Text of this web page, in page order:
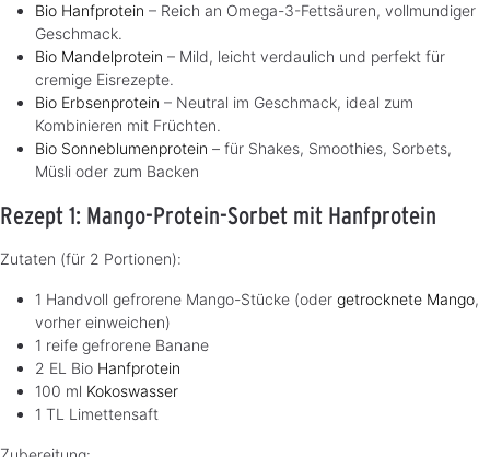
Bio Hanfprotein – Reich an Omega-3-Fettsäuren, vollmundiger
Geschmack.
Bio Mandelprotein – Mild, leicht verdaulich und perfekt für
cremige Eisrezepte.
Bio Erbsenprotein – Neutral im Geschmack, ideal zum
Kombinieren mit Früchten.
Bio Sonneblumenprotein – für Shakes, Smoothies, Sorbets,
Müsli oder zum Backen
Rezept 1: Mango-Protein-Sorbet mit Hanfprotein
Zutaten (für 2 Portionen):
1 Handvoll gefrorene Mango-Stücke (oder getrocknete Mango,
vorher einweichen)
1 reife gefrorene Banane
2 EL Bio Hanfprotein
100 ml Kokoswasser
1 TL Limettensaft